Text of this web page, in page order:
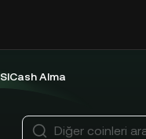
SICash Alma
Diğer coinleri